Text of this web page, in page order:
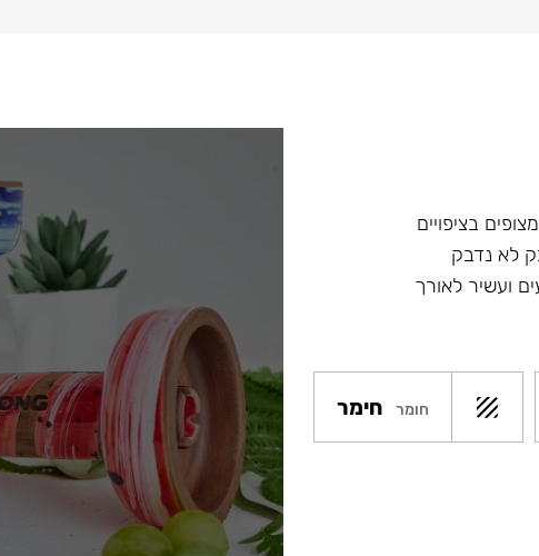
בציפויים
לא נדבק
ועשיר לאורך
חומר חימר